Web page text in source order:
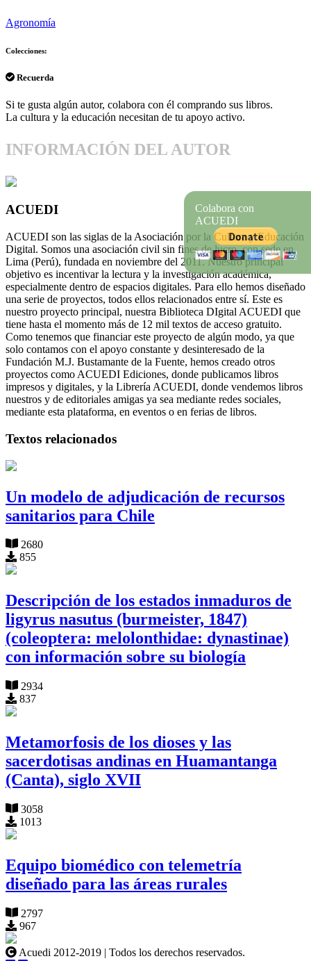
Agronomía
Colecciones:
Recuerda
Si te gusta algún autor, colabora con él comprando sus libros.
La cultura y la educación necesitan de tu apoyo activo.
INFORMACIÓN DEL AUTOR
ACUEDI
ACUEDI son las siglas de la Asociación por la Cultura y Educación
Digital. Somos una asociación civil sin fines de lucro, con sede en
Lima (Perú), fundada en noviembre del 2011. Nuestro principal
objetivo es incentivar la lectura y la investigación académica,
especialmente dentro de espacios digitales. Para ello hemos diseñado
una serie de proyectos, todos ellos relacionados entre sí. Este es
nuestro proyecto principal, nuestra Biblioteca DIgital ACUEDI que
tiene hasta el momento más de 12 mil textos de acceso gratuito.
Como tenemos que financiar este proyecto de algún modo, ya que
solo contamos con el apoyo constante y desinteresado de la
Fundación M.J. Bustamante de la Fuente, hemos creado otros
proyectos como ACUEDI Ediciones, donde publicamos libros
impresos y digitales, y la Librería ACUEDI, donde vendemos libros
nuestros y de editoriales amigas ya sea mediante redes sociales,
mediante esta plataforma, en eventos o en ferias de libros.
Textos relacionados
Un modelo de adjudicación de recursos
sanitarios para Chile
2680
855
Descripción de los estados inmaduros de
ligyrus nasutus (burmeister, 1847)
(coleoptera: melolonthidae: dynastinae)
con información sobre su biología
2934
837
Metamorfosis de los dioses y las
sacerdotisas andinas en Huamantanga
(Canta), siglo XVII
3058
1013
Equipo biomédico con telemetría
diseñado para las áreas rurales
2797
967
Colabora con
ACUEDI
Acuedi 2012-2019 | Todos los derechos reservados.